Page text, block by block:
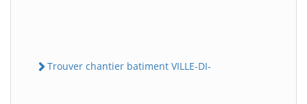
Trouver chantier batiment VILLE-DI-